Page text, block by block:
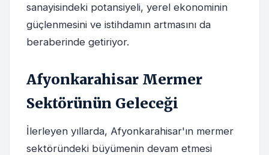
sanayisindeki potansiyeli, yerel ekonominin
güçlenmesini ve istihdamın artmasını da
beraberinde getiriyor.
Afyonkarahisar Mermer
Sektörünün Geleceği
İlerleyen yıllarda, Afyonkarahisar'ın mermer
sektöründeki büyümenin devam etmesi